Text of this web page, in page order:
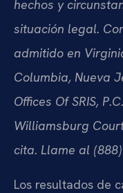
hechos y
situación legal.
admitido en
Columbia, Nueva
Offices Of SRIS,
Williamsburg
cita. Llame al
Los resultados de